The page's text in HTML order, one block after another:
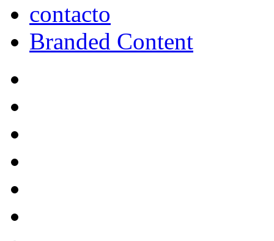
contacto
Branded Content